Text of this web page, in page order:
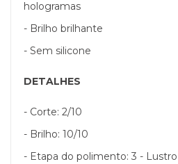
hologramas
- Brilho brilhante
- Sem silicone
DETALHES
- Corte: 2/10
- Brilho: 10/10
- Etapa do polimento: 3 - Lustro